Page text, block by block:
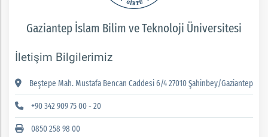
Gaziantep İslam Bilim ve Teknoloji Üniversitesi
İletişim Bilgilerimiz
Beştepe Mah. Mustafa Bencan Caddesi 6/4 27010 Şahinbey/Gaziantep
+90 342 909 75 00 - 20
0850 258 98 00